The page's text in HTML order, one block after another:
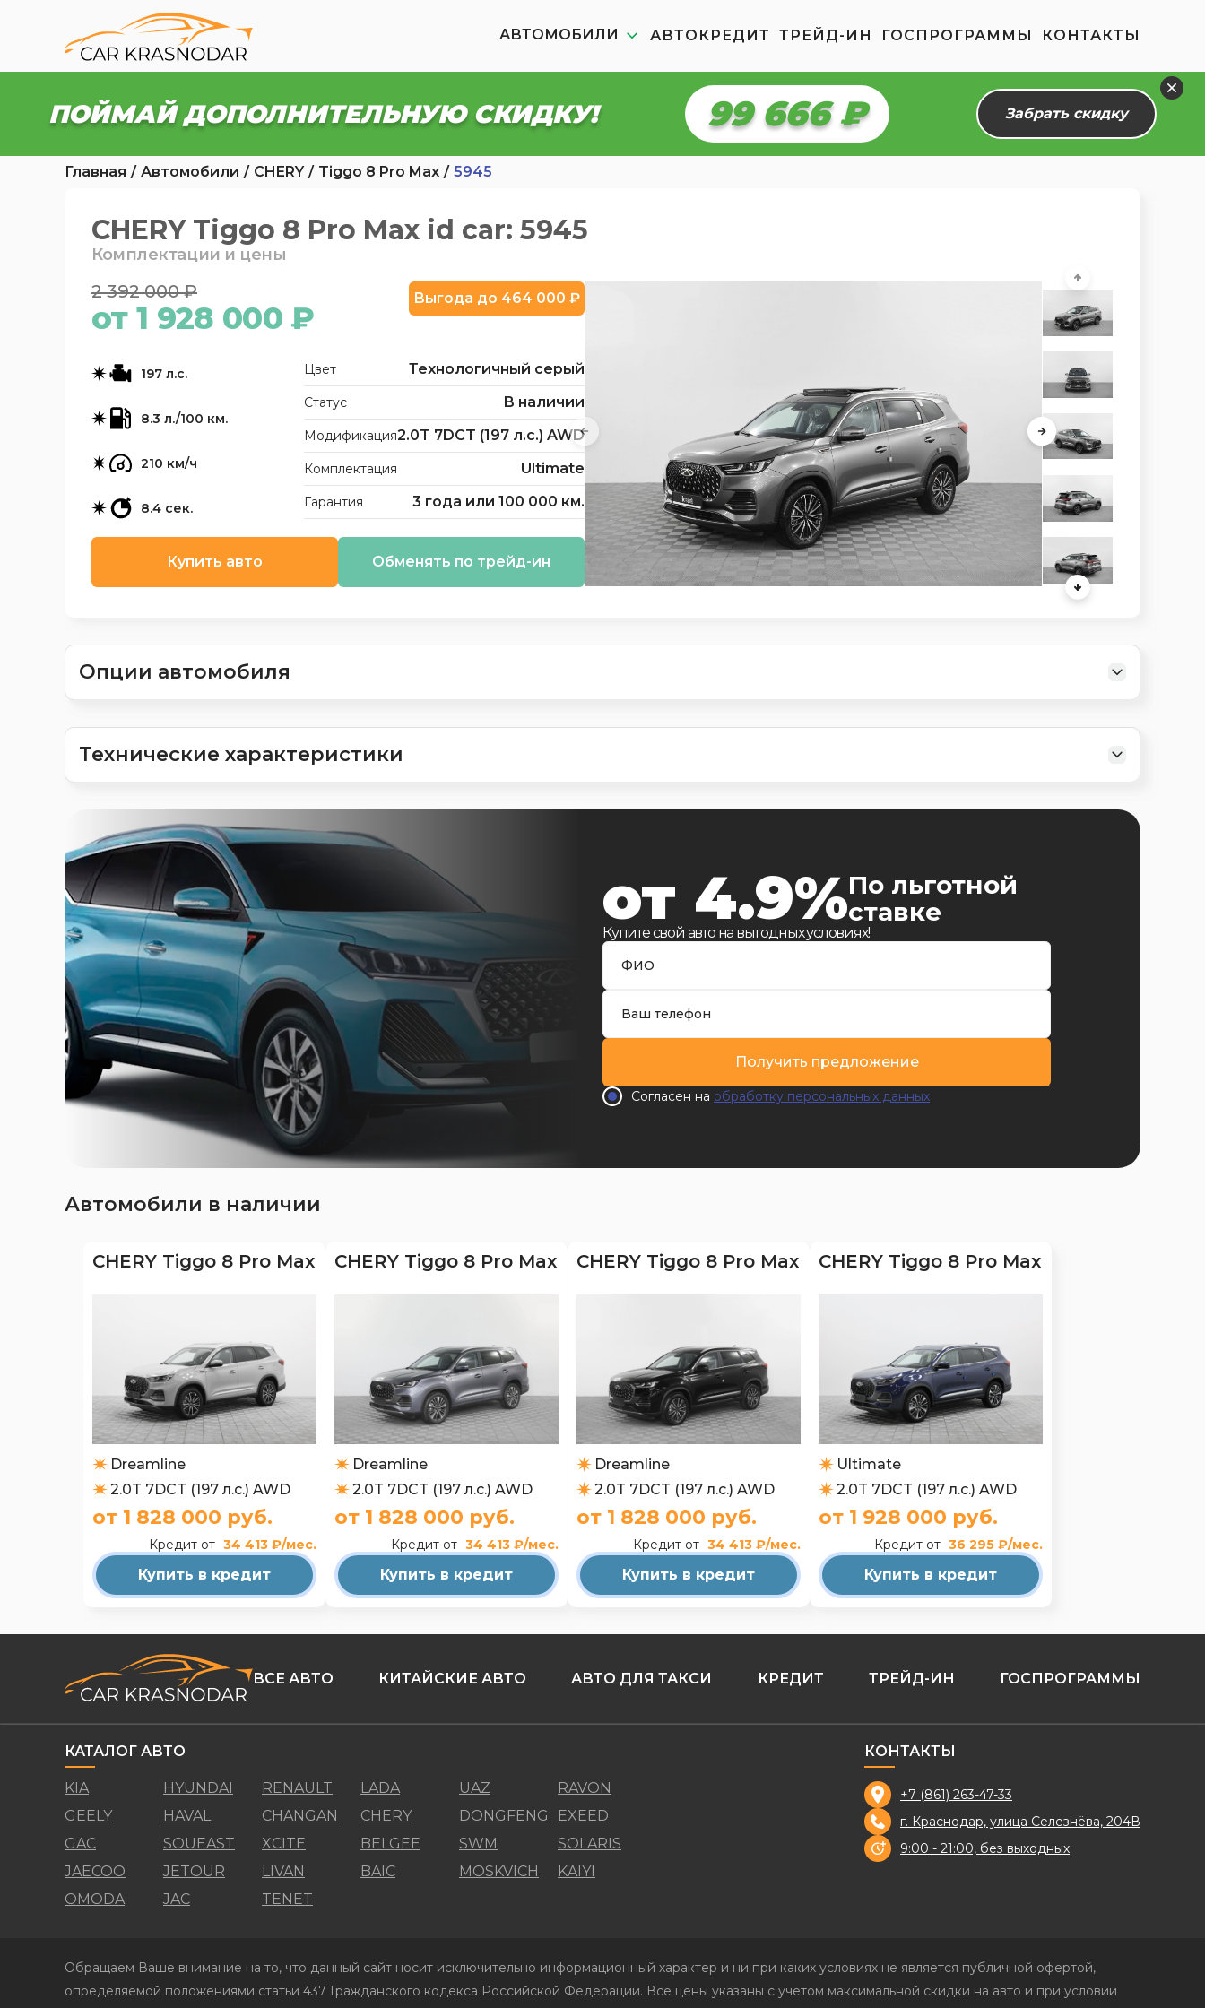
АВТОМОБИЛИ АВТОКРЕДИТ ТРЕЙД-ИН ГОСПРОГРАММЫ КОНТАКТЫ
ПОЙМАЙ ДОПОЛНИТЕЛЬНУЮ СКИДКУ! 99 666 ₽ Забрать скидку
Главная Автомобили CHERY Tiggo 8 Pro Max 5945
CHERY Tiggo 8 Pro Max id car: 5945
Комплектации и цены
2 392 000 ₽
от 1 928 000 ₽
Выгода до 464 000 ₽
197 л.с.
8.3 л./100 км.
210 км/ч
8.4 сек.
Цвет Технологичный серый
Статус В наличии
Модификация2.0T 7DCT (197 л.с.) AWD
Комплектация Ultimate
Гарантия 3 года или 100 000 км.
Купить авто Обменять по трейд-ин
Опции автомобиля
Технические характеристики
от 4.9%По льготной
ставке
Купите свой авто на выгодных условиях!
Получить предложение
Согласен на обработку персональных данных
Автомобили в наличии
CHERY Tiggo 8 Pro Max
Dreamline
2.0T 7DCT (197 л.с.) AWD
от 1 828 000 руб.
Кредит от 34 413 ₽/мес.
Купить в кредит
CHERY Tiggo 8 Pro Max
Dreamline
2.0T 7DCT (197 л.с.) AWD
от 1 828 000 руб.
Кредит от 34 413 ₽/мес.
Купить в кредит
CHERY Tiggo 8 Pro Max
Dreamline
2.0T 7DCT (197 л.с.) AWD
от 1 828 000 руб.
Кредит от 34 413 ₽/мес.
Купить в кредит
CHERY Tiggo 8 Pro Max
Ultimate
2.0T 7DCT (197 л.с.) AWD
от 1 928 000 руб.
Кредит от 36 295 ₽/мес.
Купить в кредит
ВСЕ АВТО КИТАЙСКИЕ АВТО АВТО ДЛЯ ТАКСИ КРЕДИТ ТРЕЙД-ИН ГОСПРОГРАММЫ
КАТАЛОГ АВТО
KIA HYUNDAI RENAULT LADA UAZ
RAVON
GEELY
HAVAL CHANGAN CHERY DONGFENG
EXEED
GAC
SOUEAST XCITE BELGEE SWM
SOLARIS
JAECOO
JETOUR LIVAN BAIC MOSKVICH
KAIYI
OMODA
JAC TENET
КОНТАКТЫ
+7 (861) 263-47-33
г. Краснодар, улица Селезнёва, 204В
9:00 - 21:00, без выходных
Обращаем Ваше внимание на то, что данный сайт носит исключительно информационный характер и ни при каких условиях не является публичной офертой,
определяемой положениями статьи 437 Гражданского кодекса Российской Федерации. Все цены указаны с учетом максимальной скидки на авто и при условии